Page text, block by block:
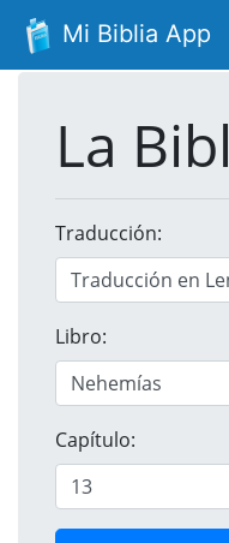
Mi Biblia App
La
Traducción:
Libro:
Capítulo: